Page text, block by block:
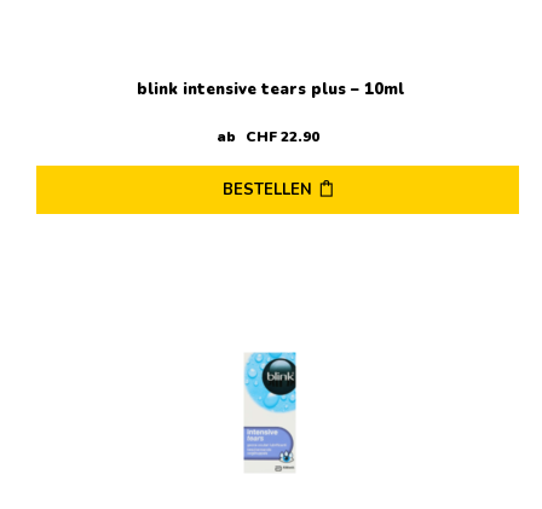
blink intensive tears plus – 10ml
ab CHF22.90
BESTELLEN